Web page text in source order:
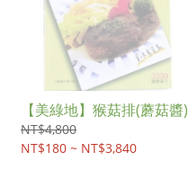
【美綠地】猴菇排(蘑菇醬)
NT$4,800
NT$180 ~ NT$3,840